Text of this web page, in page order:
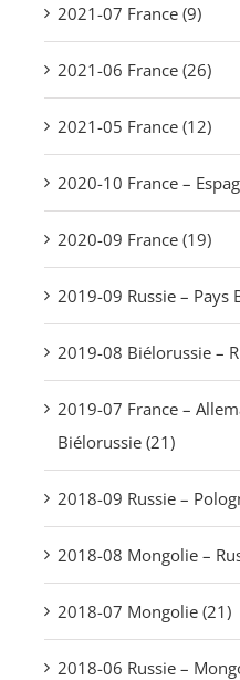
2021-07 France (9)
2021-06 France (26)
2021-05 France (12)
2020-10 France –
2020-09 France (19)
2019-09 Russie – Pays
2019-08 Biélorussie –
2019-07 France –
Biélorussie (21)
2018-09 Russie –
2018-08 Mongolie –
2018-07 Mongolie (21)
2018-06 Russie –